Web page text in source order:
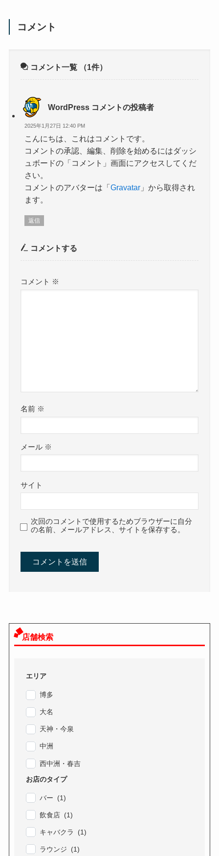
コメント
コメント一覧 （1件）
WordPress コメントの投稿者
2025年1月27日 12:40 PM
こんにちは、これはコメントです。
コメントの承認、編集、削除を始めるにはダッシ
ュボードの「コメント」画面にアクセスしてくだ
さい。
コメントのアバターは「Gravatar 」から取得され
ます。
返信
コメントする
コメント ※
名前 ※
メール ※
サイト
次回のコメントで使用するためブラウザーに自分
の名前、メールアドレス、サイトを保存する。
店舗検索
エリア
博多
大名
天神・今泉
中洲
西中洲・春吉
お店のタイプ
バー (1)
飲食店 (1)
キャバクラ (1)
ラウンジ (1)